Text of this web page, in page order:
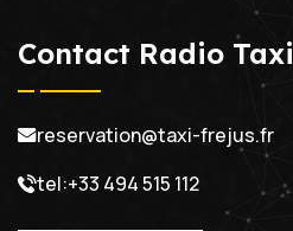
Contact Radio Taxi
reservation@taxi-frejus.fr
tel:+33 494 515 112